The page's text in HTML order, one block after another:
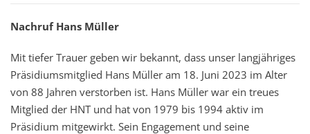
Nachruf Hans Müller
Mit tiefer Trauer geben wir bekannt, dass unser langjähriges
Präsidiumsmitglied Hans Müller am 18. Juni 2023 im Alter
von 88 Jahren verstorben ist. Hans Müller war ein treues
Mitglied der HNT und hat von 1979 bis 1994 aktiv im
Präsidium mitgewirkt. Sein Engagement und seine